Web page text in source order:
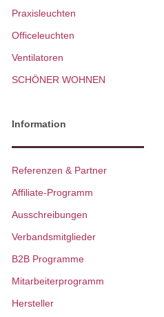
Praxisleuchten
Officeleuchten
Ventilatoren
SCHÖNER WOHNEN
Information
Referenzen & Partner
Affiliate-Programm
Ausschreibungen
Verbandsmitglieder
B2B Programme
Mitarbeiterprogramm
Hersteller